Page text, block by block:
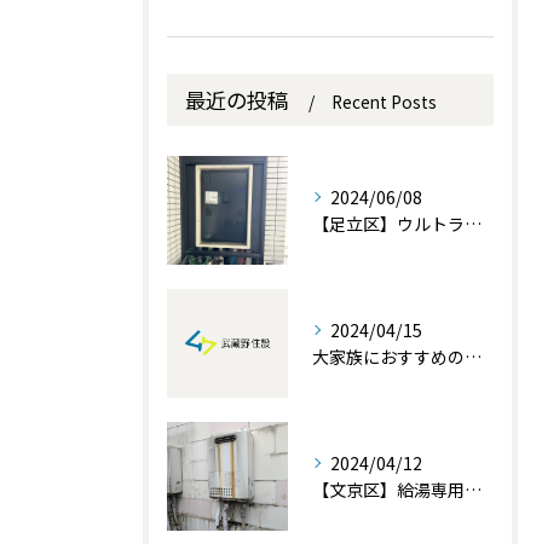
最近の投稿 Recent Posts
2024/06/08
【足立区】ウルトラファインバブル内蔵熱源機の交換設置を行いました。
2024/04/15
大家族におすすめの給湯器！家族みんなが快適に過ごせる温かい暮らしを実現！
2024/04/12
【文京区】給湯専用交換設置を行いました。